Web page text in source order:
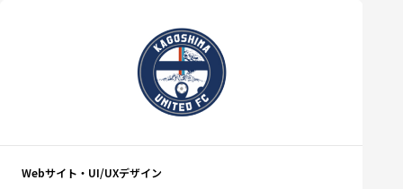
Webサイト・UI/UXデザイン